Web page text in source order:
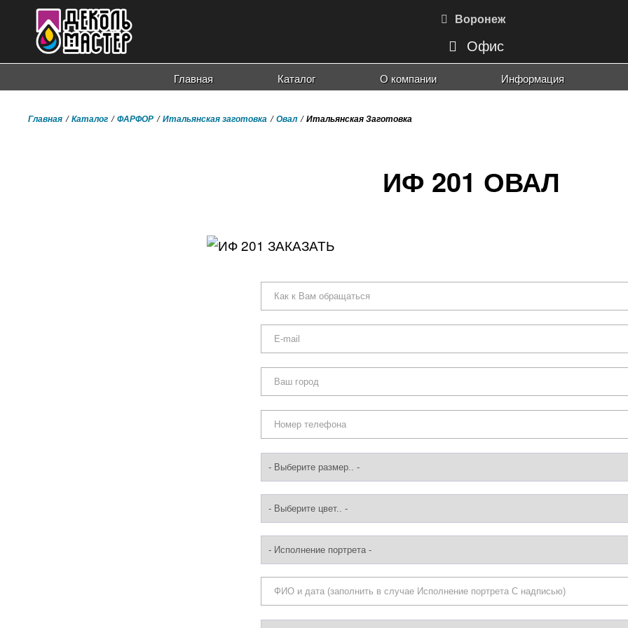
Воронеж
Офис
Главная Каталог О компании Информация
Главная Каталог ФАРФОР Итальянская заготовка Овал Итальянская Заготовка
ИФ 201 ОВАЛ